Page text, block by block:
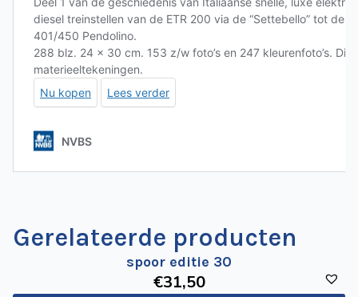
Gerelateerde producten
spoor editie 30
€31,50